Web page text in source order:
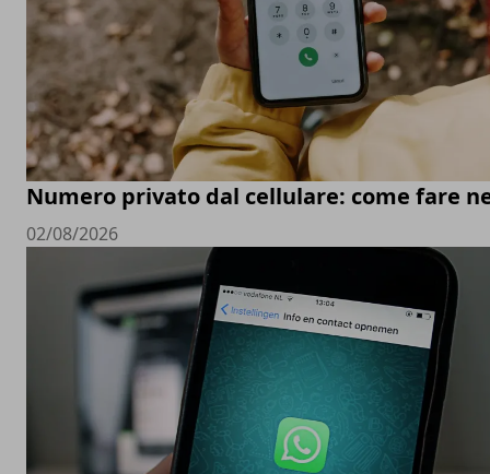
Numero privato dal cellulare: come fare
02/08/2026